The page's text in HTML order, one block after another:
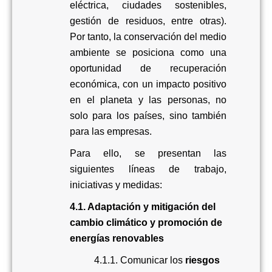
eléctrica, ciudades sostenibles,
gestión de residuos, entre otras).
Por tanto, la conservación del medio
ambiente se posiciona como una
oportunidad de recuperación
económica, con un impacto positivo
en el planeta y las personas, no
solo para los países, sino también
para las empresas.
Para ello, se presentan las
siguientes líneas de trabajo,
iniciativas y medidas:
4.1. Adaptación y mitigación del
cambio climático y promoción de
energías renovables
4.1.1. Comunicar los riesgos